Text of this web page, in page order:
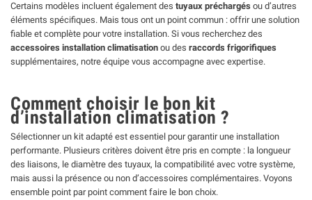
Certains modèles incluent également des tuyaux préchargés ou d’autres
éléments spécifiques. Mais tous ont un point commun : offrir une solution
fiable et complète pour votre installation. Si vous recherchez des
accessoires installation climatisation ou des raccords frigorifiques
supplémentaires, notre équipe vous accompagne avec expertise.
Comment choisir le bon kit
d’installation climatisation ?
Sélectionner un kit adapté est essentiel pour garantir une installation
performante. Plusieurs critères doivent être pris en compte : la longueur
des liaisons, le diamètre des tuyaux, la compatibilité avec votre système,
mais aussi la présence ou non d’accessoires complémentaires. Voyons
ensemble point par point comment faire le bon choix.